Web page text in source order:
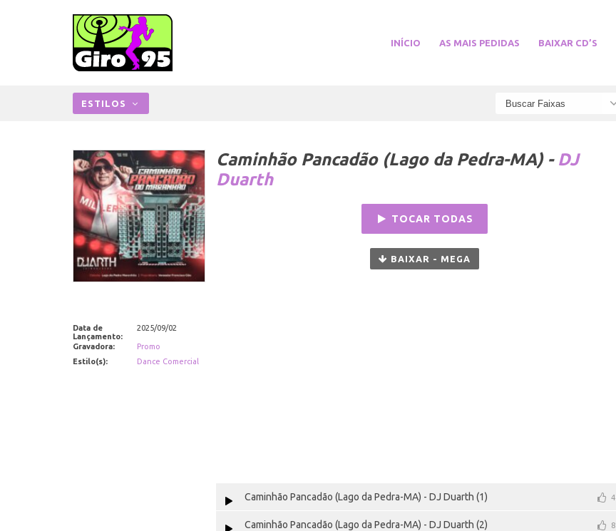
INÍCIO AS MAIS PEDIDAS BAIXAR CD’S
ESTILOS
Data de
Lançamento:
2025/09/02
Gravadora:
Promo
Estilo(s):
Dance Comercial
Caminhão Pancadão (Lago da Pedra-MA) - DJ
Duarth
TOCAR TODAS
BAIXAR - MEGA
Caminhão Pancadão (Lago da Pedra-MA) - DJ Duarth (1) 4
Caminhão Pancadão (Lago da Pedra-MA) - DJ Duarth (2) 8